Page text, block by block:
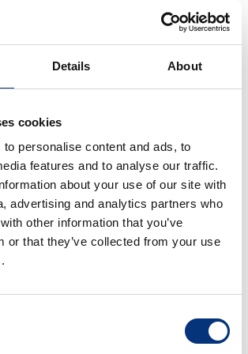
Details About
cookies
personalise content and ads, to
features and to analyse our traffic.
about your use of our site with
advertising and analytics partners who
other information that you’ve
or that they’ve collected from your use
cualquier recomendación,
🤝
INTERÉS
Centro 🏙️
Pueblo 🏘️
🚤 + Sea Life 🐠